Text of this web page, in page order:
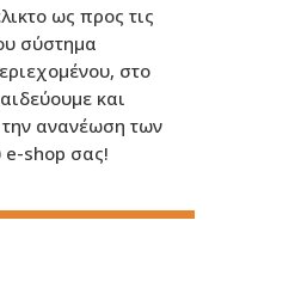
ως προς τις
σύστημα
στο
και
ανανέωση των
e-shop σας!